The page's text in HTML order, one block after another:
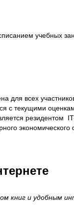
учебных
всех
с текущими
резидентом
книг и удобным